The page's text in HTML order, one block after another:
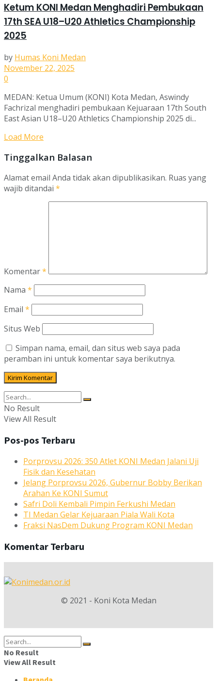
Ketum KONI Medan Menghadiri Pembukaan
17th SEA U18–U20 Athletics Championship
2025
by Humas Koni Medan
November 22, 2025
0
MEDAN: Ketua Umum (KONI) Kota Medan, Aswindy
Fachrizal menghadiri pembukaan Kejuaraan 17th South
East Asian U18–U20 Athletics Championship 2025 di...
Load More
Tinggalkan Balasan
Alamat email Anda tidak akan dipublikasikan. Ruas yang
wajib ditandai *
Komentar*
Nama *
Email *
Situs Web
Simpan nama, email, dan situs web saya pada
peramban ini untuk komentar saya berikutnya.
No Result
View All Result
Pos-pos Terbaru
Porprovsu 2026: 350 Atlet KONI Medan Jalani Uji
Fisik dan Kesehatan
Jelang Porprovsu 2026, Gubernur Bobby Berikan
Arahan Ke KONI Sumut
Safri Doli Kembali Pimpin Ferkushi Medan
TI Medan Gelar Kejuaraan Piala Wali Kota
Fraksi NasDem Dukung Program KONI Medan
Komentar Terbaru
© 2021 - Koni Kota Medan
No Result
View All Result